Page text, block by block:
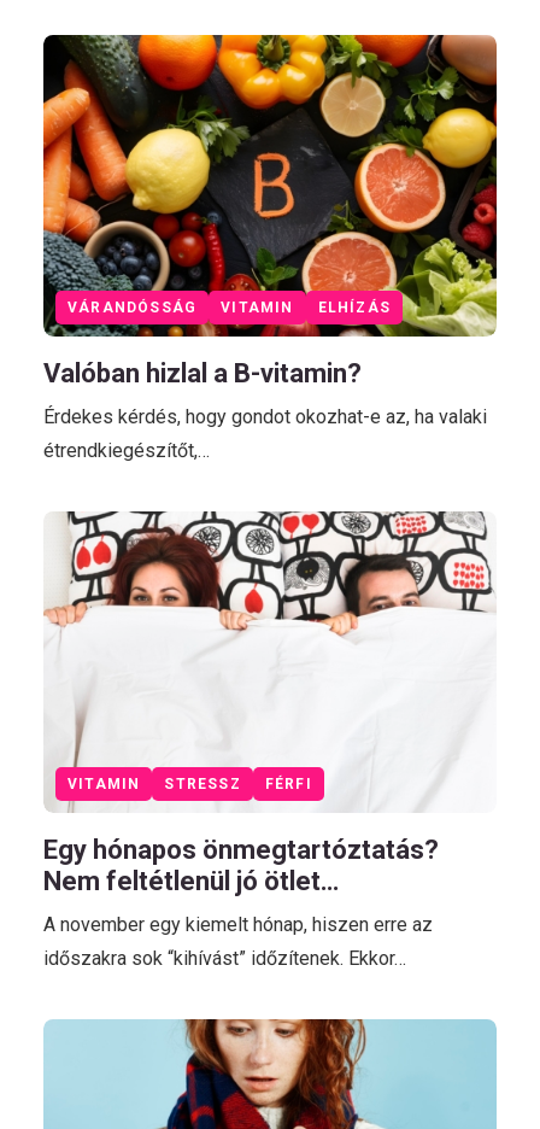
VÁRANDÓSSÁG VITAMIN ELHÍZÁS
Valóban hizlal a B-vitamin?
Érdekes kérdés, hogy gondot okozhat-e az, ha valaki
étrendkiegészítőt,…
VITAMIN STRESSZ FÉRFI
Egy hónapos önmegtartóztatás?
Nem feltétlenül jó ötlet…
A november egy kiemelt hónap, hiszen erre az
időszakra sok “kihívást” időzítenek. Ekkor…